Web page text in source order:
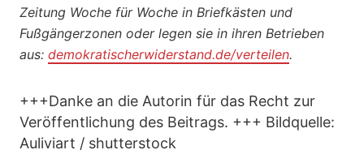
Zeitung Woche für Woche in Briefkästen und
Fußgängerzonen oder legen sie in ihren Betrieben
aus: demokratischerwiderstand.de/verteilen.
+++Danke an die Autorin für das Recht zur
Veröffentlichung des Beitrags. +++ Bildquelle:
Auliviart / shutterstock